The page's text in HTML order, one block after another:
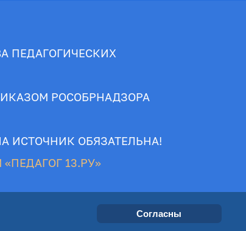
ПЕДАГОГИЧЕСКИХ
РОСОБРНАДЗОРА
ИСТОЧНИК ОБЯЗАТЕЛЬНА!
13.РУ»
Согласны